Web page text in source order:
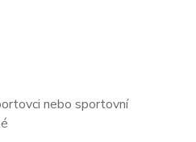
nebo sportovní